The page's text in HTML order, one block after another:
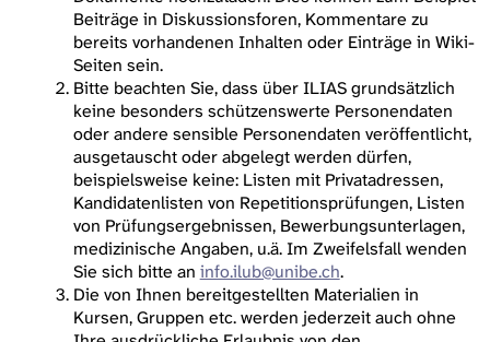
Beiträge in Diskussionsforen, Kommentare zu
bereits vorhandenen Inhalten oder Einträge in Wiki-
Seiten sein.
Bitte beachten Sie, dass über ILIAS grundsätzlich
keine besonders schützenswerte Personendaten
oder andere sensible Personendaten veröffentlicht,
ausgetauscht oder abgelegt werden dürfen,
beispielsweise keine: Listen mit Privatadressen,
Kandidatenlisten von Repetitionsprüfungen, Listen
von Prüfungsergebnissen, Bewerbungsunterlagen,
medizinische Angaben, u.ä. Im Zweifelsfall wenden
Sie sich bitte an info.ilub@unibe.ch.
Die von Ihnen bereitgestellten Materialien in
Kursen, Gruppen etc. werden jederzeit auch ohne